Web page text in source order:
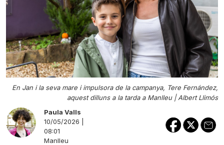
En Jan i la seva mare i impulsora de la campanya, Tere Fernández,
aquest dilluns a la tarda a Manlleu |Albert Llimós
Paula Valls
10/05/2026 |
08:01
Manlleu